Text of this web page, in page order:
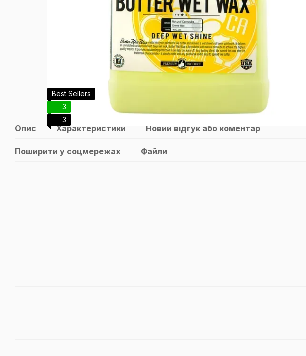
Best Sellers
3
3
Опис Характеристики Новий відгук або коментар
Поширити у соцмережах Файли